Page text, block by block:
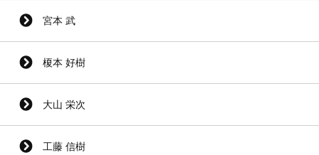
宮本 武
榎本 好樹
大山 栄次
工藤 信樹